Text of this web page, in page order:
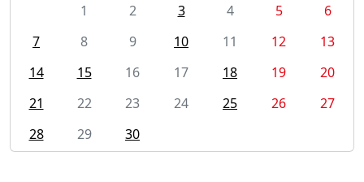
1
2 3 4 5
6
7
8 9 10 11 12
13
14
15 16 17 18 19
20
21
22 23 24 25 26
27
28
29 30